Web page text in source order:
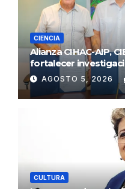
CIENCIA
Alianza CIHAC-AIP,
fortalecer
AGOSTO 5, 2026
CULTURA